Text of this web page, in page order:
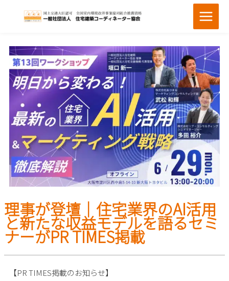
理事が登壇｜住宅業界のAI活用
と新たな収益モデルを語るセミ
ナーがPR TIMES掲載
【PR TIMES掲載のお知らせ】
コーディネーターとは
行動規範
こんな方にオススメ
お知らせブログ一覧
資格取得のメリット
資格認定講習
ADR基礎資格
資格の登録
活躍する資格者